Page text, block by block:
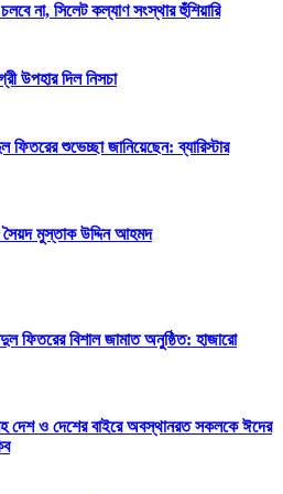
না, সিলেট কল্যাণ সংস্থার হুঁশিয়ারি
উপহার দিল নিসচা
শুভেচ্ছা জানিয়েছেন: ব্যারিস্টার
মুস্তাক উদ্দিন আহমদ
ফিতরের বিশাল জামাত অনুষ্ঠিত: হাজারো
দেশ ও দেশের বাইরে অবস্থানরত সকলকে ঈদের